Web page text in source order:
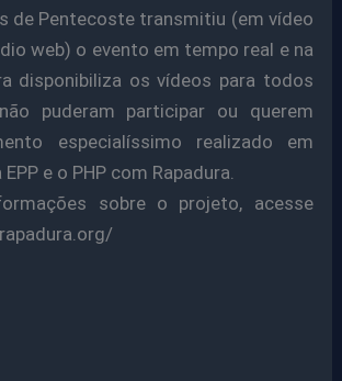
de Pentecoste transmitiu (em vídeo
web) o evento em tempo real e na
disponibiliza os vídeos para todos
puderam participar ou querem
especialíssimo realizado em
e o PHP com Rapadura.
sobre o projeto, acesse